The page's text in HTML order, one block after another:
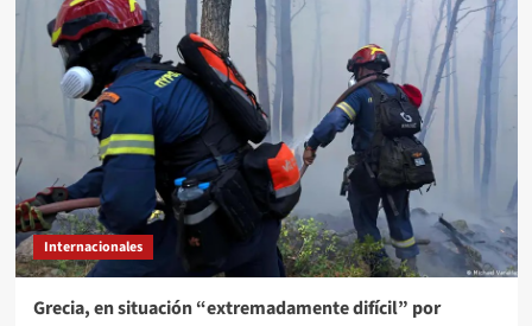
Internacionales
Grecia, en situación “extremadamente difícil” por